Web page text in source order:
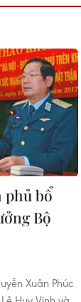
phủ bổ
Bộ
Xuân Phúc